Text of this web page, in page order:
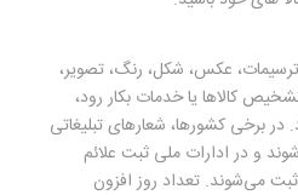
عکس، شکل، رنگ، تصویر،
کالاها یا خدمات بکار رود،
برخی کشورها‌، شعارهای تبلیغاتی
و در ادارات ملی ثبت علائم
می‌شوند. تعداد روز افزون